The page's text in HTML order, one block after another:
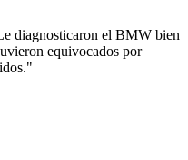
diagnosticaron el BMW bien
equivocados por
"
diagnosticaron el BMW bien
equivocados por
"